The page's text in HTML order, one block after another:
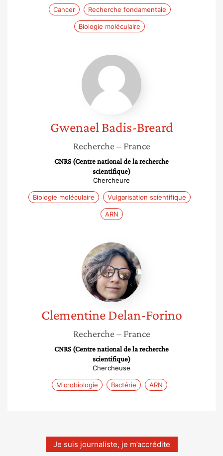
Cancer Recherche fondamentale
Biologie moléculaire
Gwenael
Badis-
Breard
Gwenael Badis-Breard
Recherche – France
CNRS (Centre national de la recherche
scientifique)
Chercheure
Biologie moléculaire Vulgarisation scientifique
ARN
Clementine
Delan-
Forino
Clementine Delan-Forino
Recherche – France
CNRS (Centre national de la recherche
scientifique)
Chercheuse
Microbiologie Bactérie ARN
Je suis journaliste, je m’accrédite